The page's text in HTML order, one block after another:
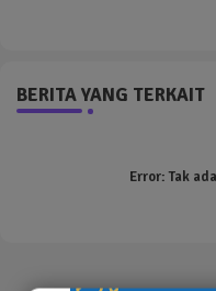
BERITA YANG TERKAIT
Error:Tak